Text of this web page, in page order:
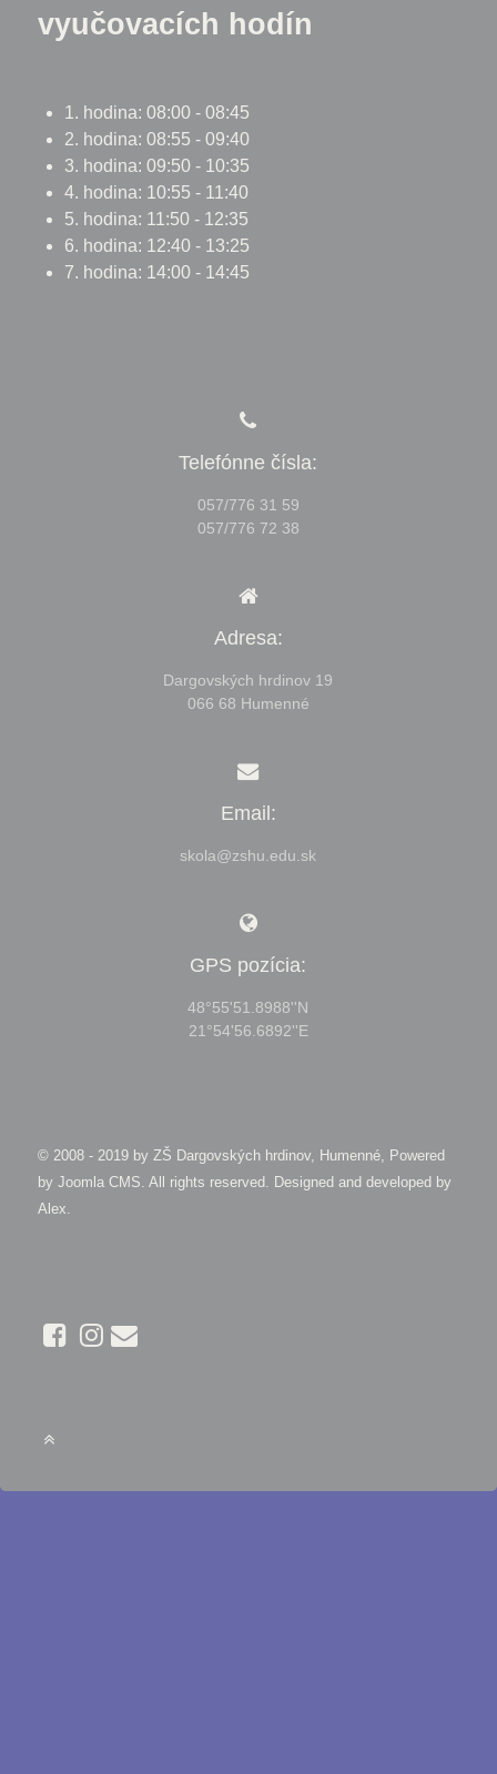
vyučovacích hodín
1. hodina: 08:00 - 08:45
2. hodina: 08:55 - 09:40
3. hodina: 09:50 - 10:35
4. hodina: 10:55 - 11:40
5. hodina: 11:50 - 12:35
6. hodina: 12:40 - 13:25
7. hodina: 14:00 - 14:45
Telefónne čísla:
057/776 31 59
057/776 72 38
Adresa:
Dargovských hrdinov 19
066 68 Humenné
Email:
skola@zshu.edu.sk
GPS pozícia:
48°55'51.8988''N
21°54'56.6892''E
© 2008 - 2019 by ZŠ Dargovských hrdinov, Humenné, Powered
by Joomla CMS . All rights reserved. Designed and developed by
Alex